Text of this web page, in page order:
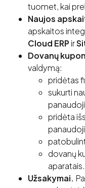
tuomet, kai
Naujos
apskaitos
Cloud ERPir
Dovanų
valdymą:
pridėtas
sukurti
pridėta
dovanų
aparatais.
Užsakymai.